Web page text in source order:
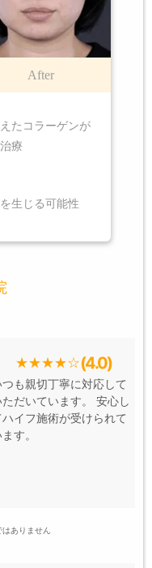
After
たコラーゲンが
療
生じる可能性
(4.0)
つも親切丁寧に対応して
ただいています。 安心し
ハイフ施術が受けられて
す。
ありません